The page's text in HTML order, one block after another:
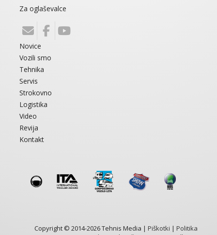
Za oglaševalce
Novice
Vozili smo
Tehnika
Servis
Strokovno
Logistika
Video
Revija
Kontakt
Copyright © 2014-2026 Tehnis Media | Piškotki | Politika